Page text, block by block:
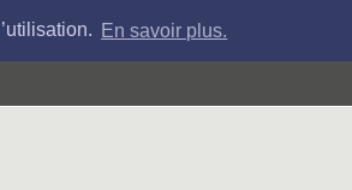
En savoir plus.